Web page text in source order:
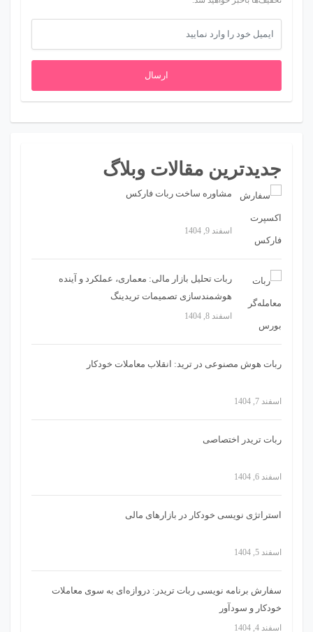
ارسال
جدیدترین مقالات وبلاگ
مشاوره ساخت ربات فارکس
اسفند 9, 1404
ربات تحلیل بازار مالی: معماری، عملکرد و آینده
هوشمندسازی تصمیمات تریدینگ
اسفند 8, 1404
ربات هوش مصنوعی در ترید: انقلاب معاملات خودکار
اسفند 7, 1404
ربات تریدر اختصاصی
اسفند 6, 1404
استراتژی‌ نویسی خودکار در بازارهای مالی
اسفند 5, 1404
سفارش برنامه نویسی ربات تریدر: دروازه‌ای به سوی معاملات
خودکار و سودآور
اسفند 4, 1404